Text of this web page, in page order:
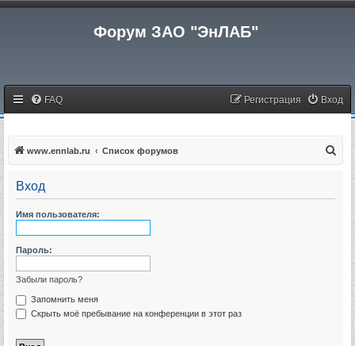
Форум ЗАО "ЭнЛАБ"
FAQ Вход
Регистрация
www.ennlab.ru Список форумов
Вход
Имя пользователя:
Пароль:
Забыли пароль?
Запомнить меня
Скрыть моё пребывание на конференции в этот раз